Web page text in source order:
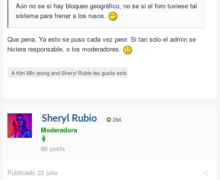
Aún no se si hay bloqueo geográfico, no se si el foro tuviese tal
sistema para frenar a los rusos.
Que pena. Ya esto se puso cada vez peor. Si tan solo el admin se
hiciera responsable, o los moderadores.
A Kim Min-jeong and Sheryl Rubio les gusta esto
Sheryl Rubio 266
Moderadora
86 posts
Publicado 22 julio